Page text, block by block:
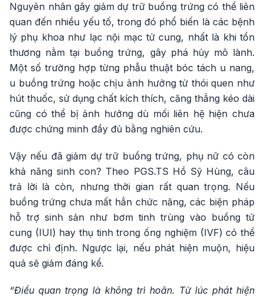
Nguyên nhân gây giảm dự trữ buồng trứng có thể liên
quan đến nhiều yếu tố, trong đó phổ biến là các bệnh
lý phụ khoa như lạc nội mạc tử cung, nhất là khi tổn
thương nằm tại buồng trứng, gây phá hủy mô lành.
Một số trường hợp từng phẫu thuật bóc tách u nang,
u buồng trứng hoặc chịu ảnh hưởng từ thói quen như
hút thuốc, sử dụng chất kích thích, căng thẳng kéo dài
cũng có thể bị ảnh hưởng dù mối liên hệ hiện chưa
được chứng minh đầy đủ bằng nghiên cứu.
Vậy nếu đã giảm dự trữ buồng trứng, phụ nữ có còn
khả năng sinh con? Theo PGS.TS Hồ Sỹ Hùng, câu
trả lời là còn, nhưng thời gian rất quan trọng. Nếu
buồng trứng chưa mất hẳn chức năng, các biện pháp
hỗ trợ sinh sản như bơm tinh trùng vào buồng tử
cung (IUI) hay thụ tinh trong ống nghiệm (IVF) có thể
được chỉ định. Ngược lại, nếu phát hiện muộn, hiệu
quả sẽ giảm đáng kể.
“Điều quan trọng là không trì hoãn. Từ lúc phát hiện